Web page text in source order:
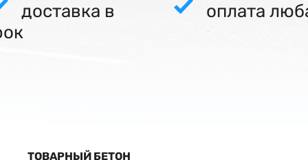
доставка в
оплата
ТОВАРНЫЙ БЕТОН